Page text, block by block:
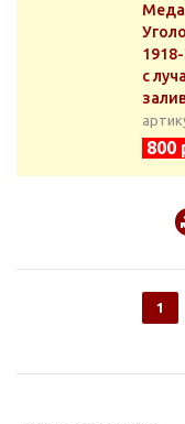
с
800
1